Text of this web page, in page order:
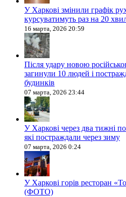
У Харкові змінили графік
курсуватимуть раз на 20
16 марта, 2026 20:59
Після удару новою
загинули 10 людей і
будинків
07 марта, 2026 23:44
У Харкові через два тижні
які постраждали через зиму
07 марта, 2026 0:24
У Харкові горів ресторан
(ФОТО)